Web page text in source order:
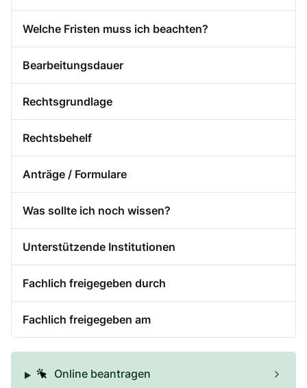
Welche Fristen muss ich beachten?
Bearbeitungsdauer
Rechtsgrundlage
Rechtsbehelf
Anträge / Formulare
Was sollte ich noch wissen?
Unterstützende Institutionen
Fachlich freigegeben durch
Fachlich freigegeben am
Online beantragen